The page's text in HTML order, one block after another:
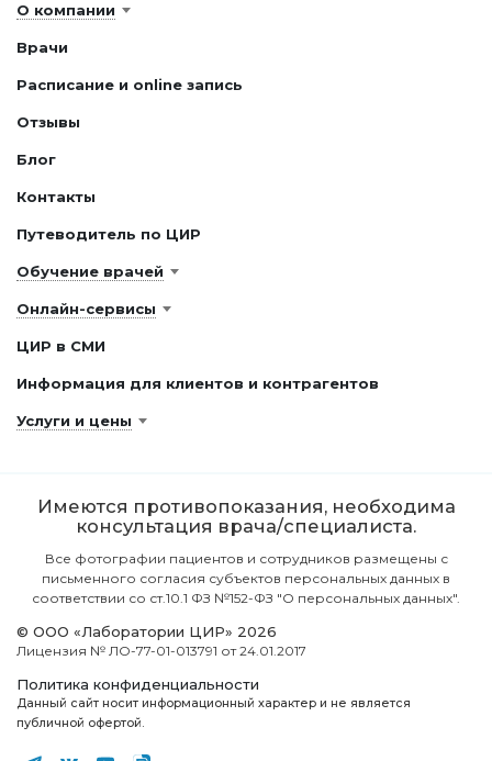
О компании
Врачи
Расписание и online запись
Отзывы
Блог
Контакты
Путеводитель по ЦИР
Обучение врачей
Онлайн-сервисы
ЦИР в СМИ
Информация для клиентов и контрагентов
Услуги и цены
Имеются противопоказания, необходима
консультация врача/специалиста.
Все фотографии пациентов и сотрудников размещены с
письменного согласия субъектов персональных данных в
соответствии со ст.10.1 ФЗ №152-ФЗ "О персональных данных".
© ООО «Лаборатории ЦИР» 2026
Лицензия № ЛО-77-01-013791 от 24.01.2017
Политика конфиденциальности
Данный сайт носит информационный характер и не является
публичной офертой.